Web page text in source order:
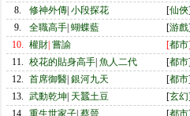
8.
修神外傳 小段探花 [仙俠]
9.
全職高手 蝴蝶藍 [游戲]
10. 權財 嘗諭 [都市]
11. 校花的貼身高手 魚人二代 [都市]
12. 首席御醫 銀河九天 [都市]
13. 武動乾坤 天蠶土豆 [玄幻]
14. 重生世家子 蔡晉 [都市]